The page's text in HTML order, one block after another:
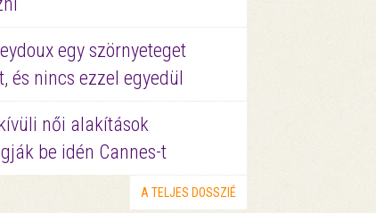
egy szörnyeteget
és nincs ezzel egyedül
női alakítások
be idén Cannes-t
A TELJES DOSSZIÉ